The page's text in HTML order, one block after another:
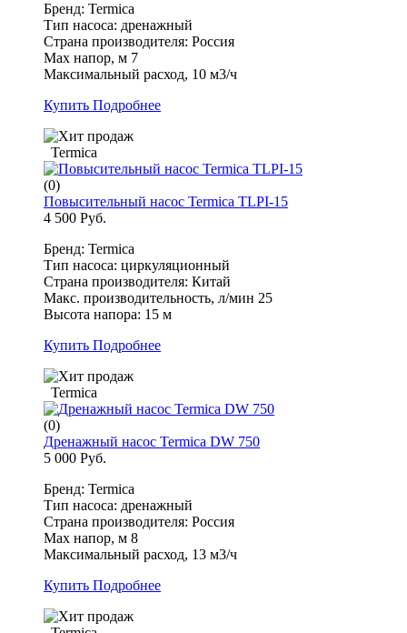
Бренд: Termica
Тип насоса: дренажный
Страна производителя: Россия
Max напор, м 7
Максимальный расход, 10 м3/ч
Купить Подробнее
Termica
(0)
Повысительный насос Termica TLPI-15
4 500 Руб.
Бренд: Termica
Тип насоса: циркуляционный
Страна производителя: Китай
Макс. производительность, л/мин 25
Высота напора: 15 м
Купить Подробнее
Termica
(0)
Дренажный насос Termica DW 750
5 000 Руб.
Бренд: Termica
Тип насоса: дренажный
Страна производителя: Россия
Max напор, м 8
Максимальный расход, 13 м3/ч
Купить Подробнее